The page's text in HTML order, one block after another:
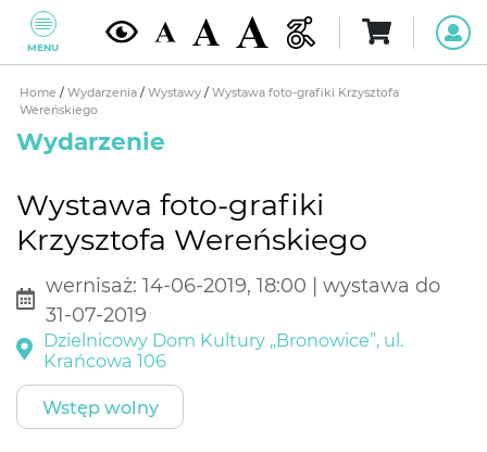
MENU
Home / Wydarzenia / Wystawy / Wystawa foto-grafiki Krzysztofa
Wereńskiego
Wydarzenie
Wystawa foto-grafiki
Krzysztofa Wereńskiego
wernisaż: 14-06-2019, 18:00 | wystawa do
31-07-2019
Dzielnicowy Dom Kultury „Bronowice”, ul.
Krańcowa 106
Wstęp wolny